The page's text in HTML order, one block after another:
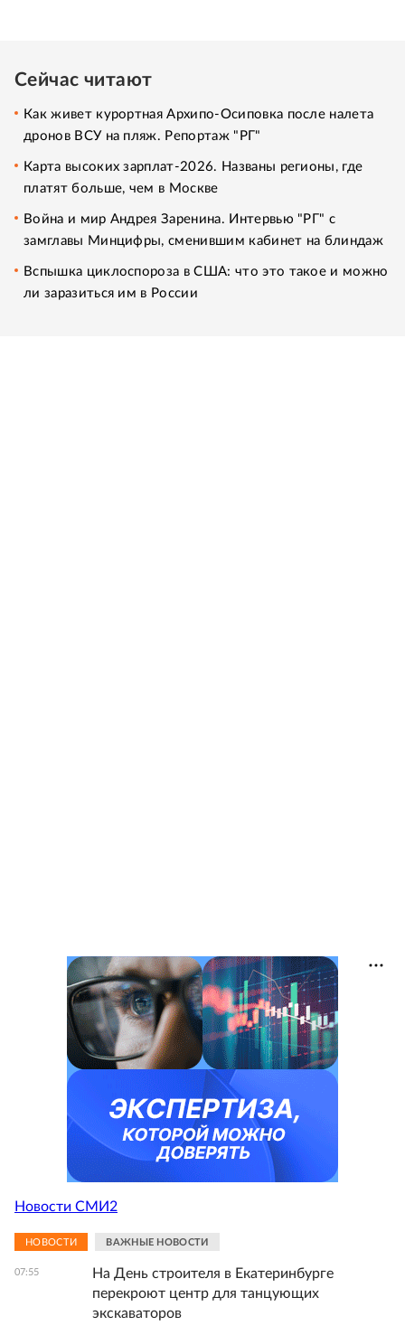
Сейчас читают
Как живет курортная Архипо-Осиповка после налета
дронов ВСУ на пляж. Репортаж "РГ"
Карта высоких зарплат-2026. Названы регионы, где
платят больше, чем в Москве
Война и мир Андрея Заренина. Интервью "РГ" с
замглавы Минцифры, сменившим кабинет на блиндаж
Вспышка циклоспороза в США: что это такое и можно
ли заразиться им в России
Новости СМИ2
НОВОСТИ ВАЖНЫЕ НОВОСТИ
07:55
На День строителя в Екатеринбурге
перекроют центр для танцующих
экскаваторов